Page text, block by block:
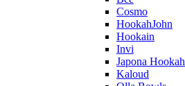
Cosmo
HookahJohn
Hookain
Invi
Japona Hookah
Kaloud